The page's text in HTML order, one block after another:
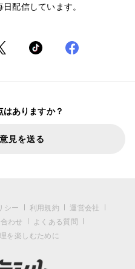
配信しています。
ありますか？
見を送る
シー 利用規約
運営会社
わせ
よくある質問
を楽しむために